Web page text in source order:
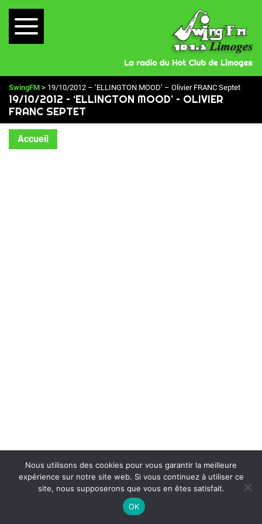
SwingFM > 19/10/2012 – ‘ELLINGTON MOOD’ – Olivier FRANC Septet
19/10/2012 – ‘ELLINGTON MOOD’ – OLIVIER
FRANC SEPTET
Accueil
On Air : LOUIS ARMSTRONG
Body and soul
Nous utilisons des cookies pour vous garantir la meilleure
expérience sur notre site web. Si vous continuez à utiliser ce
site, nous supposerons que vous en êtes satisfait.
OK